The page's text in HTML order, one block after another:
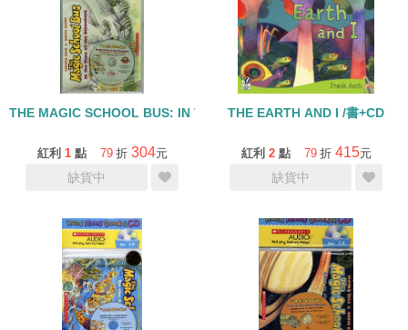
THE MAGIC SCHOOL BUS: IN THE TIME OF DINOSAURS /書+CD
紅利 1 點 79 折 304元
缺貨中
THE EARTH AND I /書+CD
紅利 2 點 79 折 415元
缺貨中